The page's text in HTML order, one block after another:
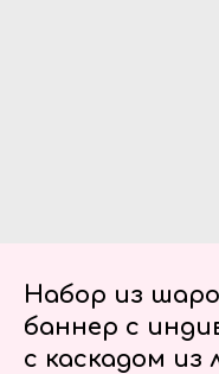
Набор из
баннер с
с каскадом